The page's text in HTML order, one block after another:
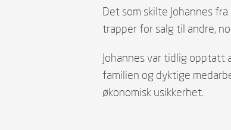
Det som skilte Johannes
trapper for salg til andre,
Johannes var tidlig opptatt
familien og dyktige
økonomisk usikkerhet.